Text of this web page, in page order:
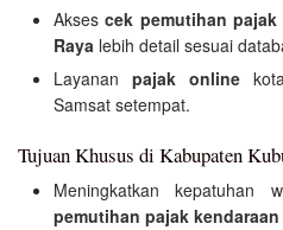
Aksescek pemutihan
Raya lebih detail sesuai
Layanan pajak online
Samsat setempat.
Tujuan Khusus di Kabupaten
Meningkatkan kepatuhan
pemutihan pajak